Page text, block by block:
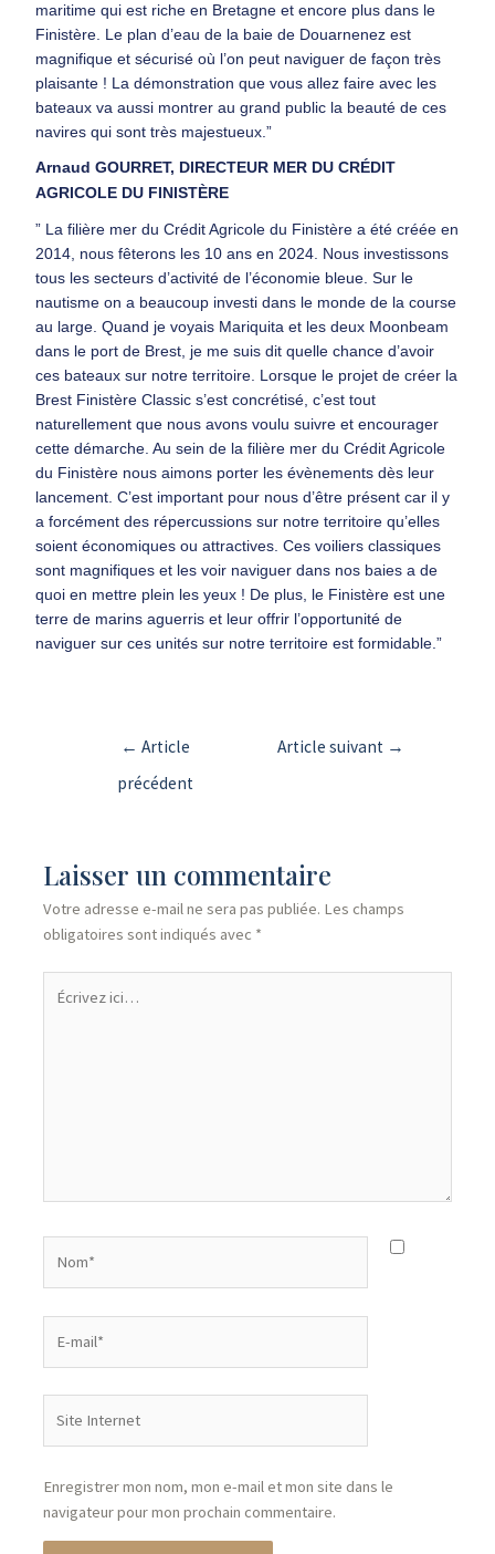
maritime qui est riche en Bretagne et encore plus dans le
Finistère. Le plan d’eau de la baie de Douarnenez est
magnifique et sécurisé où l’on peut naviguer de façon très
plaisante ! La démonstration que vous allez faire avec les
bateaux va aussi montrer au grand public la beauté de ces
navires qui sont très majestueux.”
Arnaud GOURRET, DIRECTEUR MER DU CRÉDIT
AGRICOLE DU FINISTÈRE
” La filière mer du Crédit Agricole du Finistère a été créée en
2014, nous fêterons les 10 ans en 2024. Nous investissons
tous les secteurs d’activité de l’économie bleue. Sur le
nautisme on a beaucoup investi dans le monde de la course
au large. Quand je voyais Mariquita et les deux Moonbeam
dans le port de Brest, je me suis dit quelle chance d’avoir
ces bateaux sur notre territoire. Lorsque le projet de créer la
Brest Finistère Classic s’est concrétisé, c’est tout
naturellement que nous avons voulu suivre et encourager
cette démarche. Au sein de la filière mer du Crédit Agricole
du Finistère nous aimons porter les évènements dès leur
lancement. C’est important pour nous d’être présent car il y
a forcément des répercussions sur notre territoire qu’elles
soient économiques ou attractives. Ces voiliers classiques
sont magnifiques et les voir naviguer dans nos baies a de
quoi en mettre plein les yeux ! De plus, le Finistère est une
terre de marins aguerris et leur offrir l’opportunité de
naviguer sur ces unités sur notre territoire est formidable.”
← Article
précédent
Article suivant →
Laisser un commentaire
Votre adresse e-mail ne sera pas publiée. Les champs
obligatoires sont indiqués avec *
Enregistrer mon nom, mon e-mail et mon site dans le
navigateur pour mon prochain commentaire.